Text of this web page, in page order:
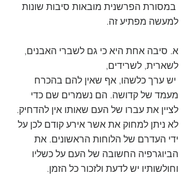
במסורת הפרשנית מובאות סיבות שונות
למעשה מפתיע זה.
א. סיבה אחת היא כי גם לשברי האבנים,
לשארית, לשרידים,
יש ערך כלשהו, אף שאין להם בהכרח
מעמד של קדושה. הם נשמרים שם כדי
לציין את עברו של העם שאותו אין להדחיק.
לא ניתן למחוק את אשר אירע קודם לכן על
ידי העדרם של הלוחות הראשונים. את
הביוגרפיה החשובה של העם על כשליו
וחולשותיו יש לדעת ולזכור כל הזמן.